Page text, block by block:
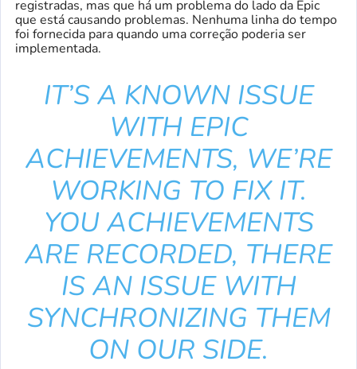
registradas, mas que há um problema do lado da Epic
que está causando problemas. Nenhuma linha do tempo
foi fornecida para quando uma correção poderia ser
implementada.
IT’S A KNOWN ISSUE
WITH EPIC
ACHIEVEMENTS, WE’RE
WORKING TO FIX IT.
YOU ACHIEVEMENTS
ARE RECORDED, THERE
IS AN ISSUE WITH
SYNCHRONIZING THEM
ON OUR SIDE.